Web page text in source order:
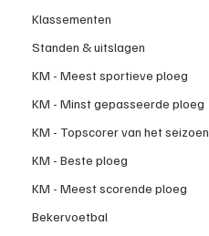
Klassementen
Standen & uitslagen
KM - Meest sportieve ploeg
KM - Minst gepasseerde ploeg
KM - Topscorer van het seizoen
KM - Beste ploeg
KM - Meest scorende ploeg
Bekervoetbal